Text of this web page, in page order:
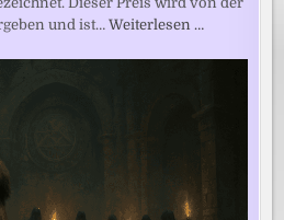
und ist…Weiterlesen …